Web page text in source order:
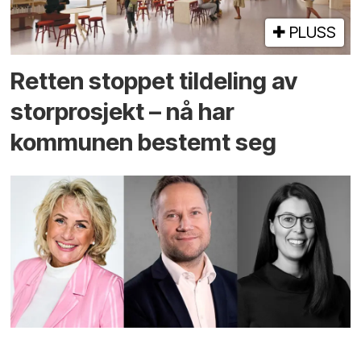
PLUSS
Retten stoppet tildeling av
storprosjekt – nå har
kommunen bestemt seg